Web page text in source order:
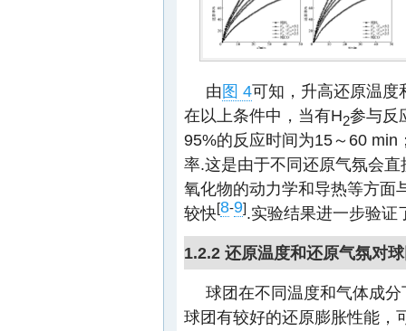
由图 4可知，升高还原温度
在以上条件中，当有H2参与反
95%的反应时间为15～60 min
率.这是由于不同还原气氛会
氧化物的动力学和导热等方面
较快[8-9].实验结果进一步验证
1.2.2 还原温度和还原气氛对
球团在不同温度和气体成
球团有较好的还原膨胀性能，